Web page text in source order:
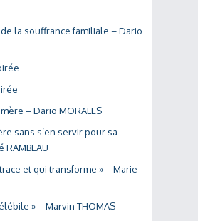
la souffrance familiale – Dario
– Dario MORALES
sans s’en servir pour sa
et qui transforme » – Marie-
» – Marvin THOMAS